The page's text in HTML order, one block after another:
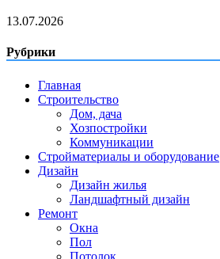
13.07.2026
Рубрики
Главная
Строительство
Дом, дача
Хозпостройки
Коммуникации
Стройматериалы и оборудование
Дизайн
Дизайн жилья
Ландшафтный дизайн
Ремонт
Окна
Пол
Потолок